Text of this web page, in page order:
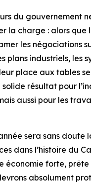
du gouvernement
la charge : alors que
les négociations
plans industriels, les
place aux tables
résultat pour
aussi pour les
sera sans doute
dans l’histoire du
économie forte,
absolument